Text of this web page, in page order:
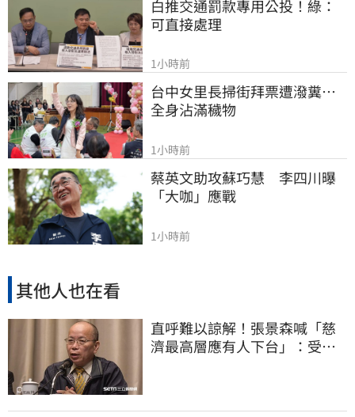
白推交通罰款專用公投！綠：
可直接處理
1小時前
台中女里長掃街拜票遭潑糞⋯
全身沾滿穢物
1小時前
蔡英文助攻蘇巧慧　李四川曝
「大咖」應戰
1小時前
其他人也在看
直呼難以諒解！張景森喊「慈
濟最高層應有人下台」：受害